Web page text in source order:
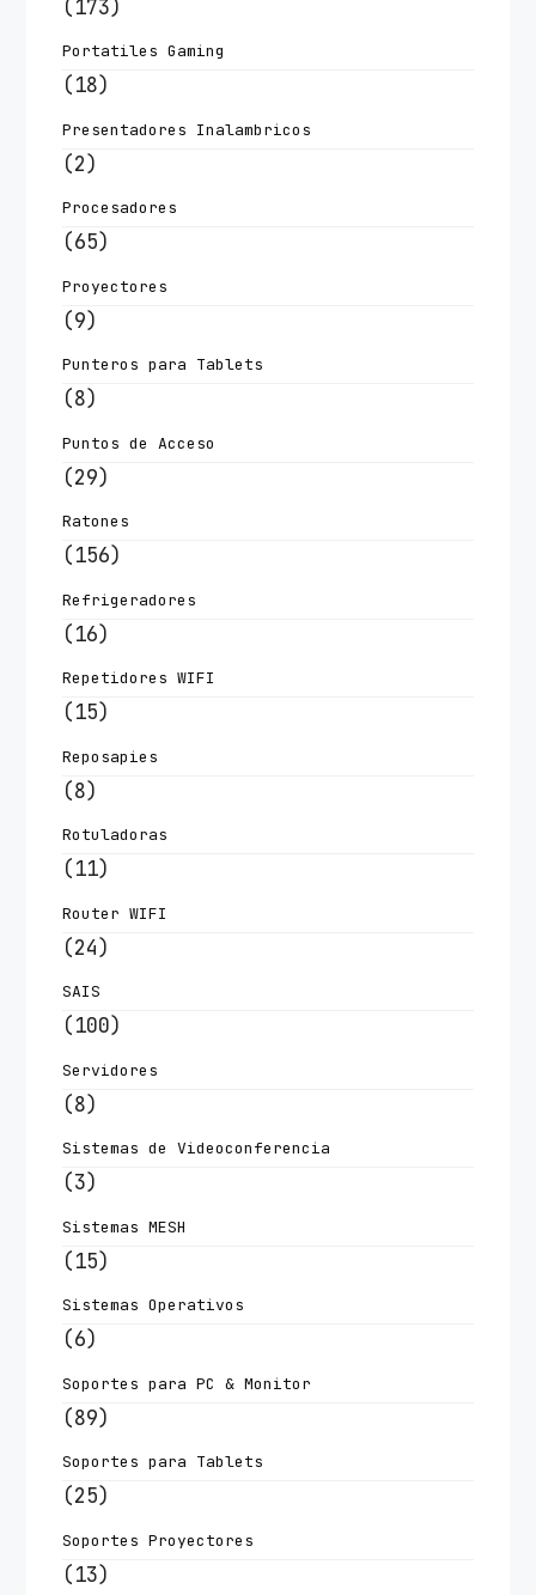
(173)
Portatiles Gaming
(18)
Presentadores Inalambricos
(2)
Procesadores
(65)
Proyectores
(9)
Punteros para Tablets
(8)
Puntos de Acceso
(29)
Ratones
(156)
Refrigeradores
(16)
Repetidores WIFI
(15)
Reposapies
(8)
Rotuladoras
(11)
Router WIFI
(24)
SAIS
(100)
Servidores
(8)
Sistemas de Videoconferencia
(3)
Sistemas MESH
(15)
Sistemas Operativos
(6)
Soportes para PC & Monitor
(89)
Soportes para Tablets
(25)
Soportes Proyectores
(13)